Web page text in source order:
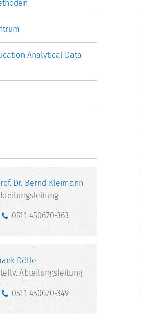
Analytical Data
Dr. Bernd Kleimann
0511 450670-363
Dölle
Abteilungsleitung
0511 450670-349